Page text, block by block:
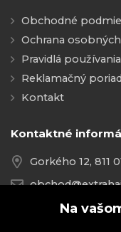
Obchodné
Ochrana
Pravidlá
Reklamačný
Kontakt
Kontaktné
Gorkého 12, 811
+421 918 021 237
Na